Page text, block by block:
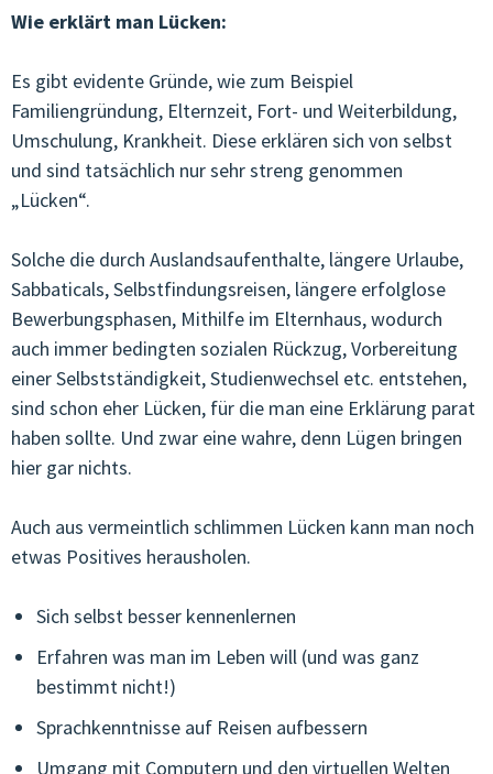
Wie erklärt man Lücken:
Es gibt evidente Gründe, wie zum Beispiel
Familiengründung, Elternzeit, Fort- und Weiterbildung,
Umschulung, Krankheit. Diese erklären sich von selbst
und sind tatsächlich nur sehr streng genommen
„Lücken“.
Solche die durch Auslandsaufenthalte, längere Urlaube,
Sabbaticals, Selbstfindungsreisen, längere erfolglose
Bewerbungsphasen, Mithilfe im Elternhaus, wodurch
auch immer bedingten sozialen Rückzug, Vorbereitung
einer Selbstständigkeit, Studienwechsel etc. entstehen,
sind schon eher Lücken, für die man eine Erklärung parat
haben sollte. Und zwar eine wahre, denn Lügen bringen
hier gar nichts.
Auch aus vermeintlich schlimmen Lücken kann man noch
etwas Positives herausholen.
Sich selbst besser kennenlernen
Erfahren was man im Leben will (und was ganz
bestimmt nicht!)
Sprachkenntnisse auf Reisen aufbessern
Umgang mit Computern und den virtuellen Welten